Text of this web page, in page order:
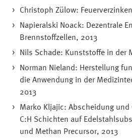
Christoph Zülow:
Napieralski Noack: Dezentrale
Brennstoffzellen, 2013
Nils Schade: Kunststoffe in der
Norman Nieland: Herstellung
die Anwendung in der
2013
Marko Kljajic: Abscheidung und
C:H Schichten auf
und Methan Precursor, 2013